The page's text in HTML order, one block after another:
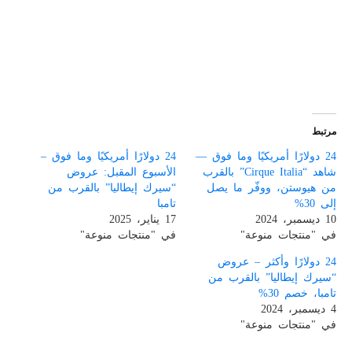
مرتبط
24 دولارًا أمريكيًا وما فوق —
شاهد “Cirque Italia” بالقرب
من هيوستن، ووفّر ما يصل
إلى 30%
10 ديسمبر، 2024
في "منتجات منوعة"
24 دولارًا أمريكيًا وما فوق –
الأسبوع المقبل: عروض
“سيرك إيطاليا” بالقرب من
تامبا
17 يناير، 2025
في "منتجات منوعة"
24 دولارًا وأكثر – عروض
“سيرك إيطاليا” بالقرب من
تامبا، خصم 30%
4 ديسمبر، 2024
في "منتجات منوعة"